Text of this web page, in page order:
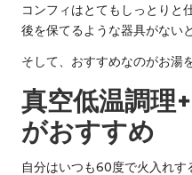
コンフィはとてもしっとりと
後を保てるような器具がない
そして、おすすめなのがお湯
真空低温調理
がおすすめ
自分はいつも60度で火入れ